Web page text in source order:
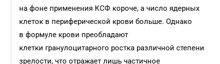
на фоне применения КСФ короче, а число ядерных
клеток в периферической крови больше. Однако
в формуле крови преобладают
клетки гранулоцитарного ростка различной степени
зрелости, что отражает лишь частичное